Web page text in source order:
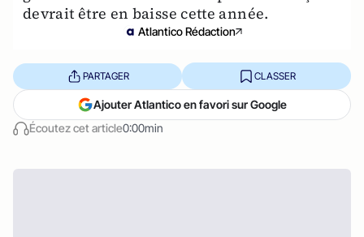
devrait être en baisse cette année.
Atlantico Rédaction
Écoutez cet article0:00min
PARTAGER CLASSER
Ajouter Atlantico en favori sur Google